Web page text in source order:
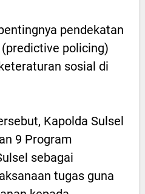
pendekatan
policing)
sosial di
Kapolda Sulsel
9 Program
sebagai
tugas guna